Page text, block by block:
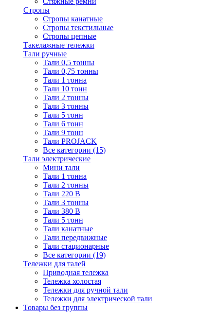
Стропы
Стропы канатные
Стропы текстильные
Стропы цепные
Такелажные тележки
Тали ручные
Тали 0,5 тонны
Тали 0,75 тонны
Тали 1 тонна
Тали 10 тонн
Тали 2 тонны
Тали 3 тонны
Тали 5 тонн
Тали 6 тонн
Тали 9 тонн
Тали PROJACK
Все категории (15)
Тали электрические
Мини тали
Тали 1 тонна
Тали 2 тонны
Тали 220 В
Тали 3 тонны
Тали 380 В
Тали 5 тонн
Тали канатные
Тали передвижные
Тали стационарные
Все категории (19)
Тележки для талей
Приводная тележка
Тележка холостая
Тележки для ручной тали
Тележки для электрической тали
Товары без группы